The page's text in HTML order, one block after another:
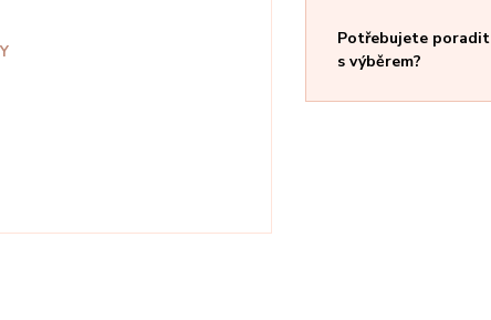
Potřebujete poradit
s výběrem?